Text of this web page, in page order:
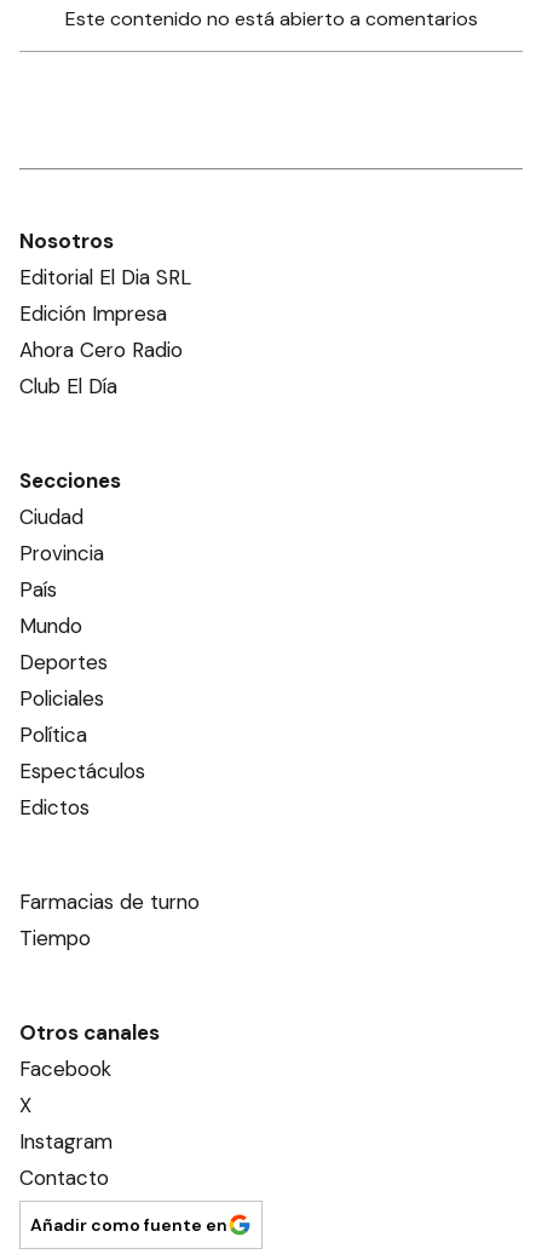
Este contenido no está abierto a comentarios
Nosotros
Editorial El Dia SRL
Edición Impresa
Ahora Cero Radio
Club El Día
Secciones
Ciudad
Provincia
País
Mundo
Deportes
Policiales
Política
Espectáculos
Edictos
Farmacias de turno
Tiempo
Otros canales
Facebook
X
Instagram
Contacto
Añadir como fuente en